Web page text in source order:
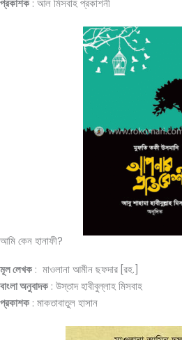
প্রকাশক : আল মিসবাহ প্রকাশনী
আমি কেন হানাফী?
মূল লেখক : মাওলানা আমীন ছফদার [রহ.]
বাংলা অনুবাদক : উস্তাদ হাবীবুল্লাহ মিসবাহ
প্রকাশক : মাকতাবাতুল হাসান